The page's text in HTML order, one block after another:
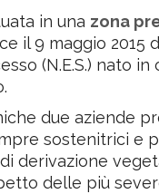
in una zona
il 9 maggio 2015
(N.E.S.) nato in
due aziende
sostenitrici e
di derivazione
delle più